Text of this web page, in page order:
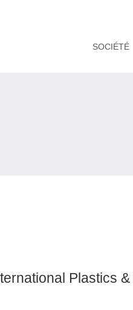
SOCIÉTÉ
Plastics